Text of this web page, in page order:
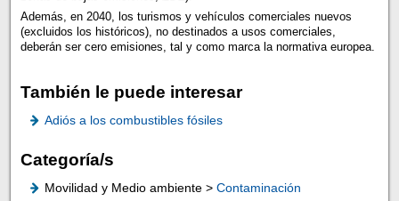
Además, en 2040, los turismos y vehículos comerciales nuevos
(excluidos los históricos), no destinados a usos comerciales,
deberán ser cero emisiones, tal y como marca la normativa europea.
También le puede interesar
Adiós a los combustibles fósiles
Categoría/s
Movilidad y Medio ambiente > Contaminación